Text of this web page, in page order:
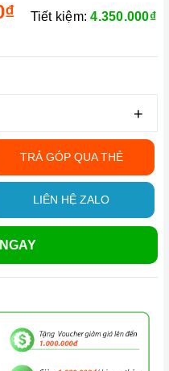
Tiết kiệm:4.350.000₫
+
TRẢ GÓP QUA THẺ
LIÊN HỆ ZALO